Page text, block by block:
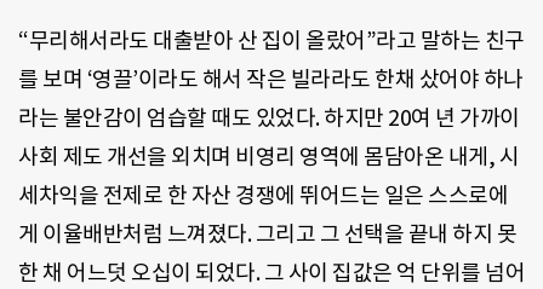
“무리해서라도 대출받아 산 집이 올랐어”라고 말하는 친구
를 보며 ‘영끌’이라도 해서 작은 빌라라도 한채 샀어야 하나
라는 불안감이 엄습할 때도 있었다. 하지만 20여 년 가까이
사회 제도 개선을 외치며 비영리 영역에 몸담아온 내게, 시
세차익을 전제로 한 자산 경쟁에 뛰어드는 일은 스스로에
게 이율배반처럼 느껴졌다. 그리고 그 선택을 끝내 하지 못
한 채 어느덧 오십이 되었다. 그 사이 집값은 억 단위를 넘어